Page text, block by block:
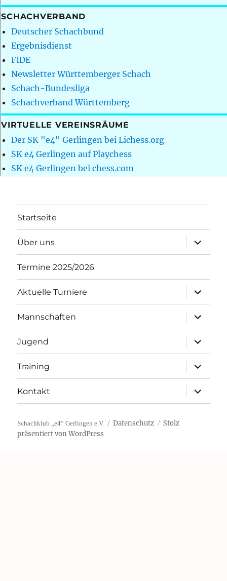
SCHACHVERBAND
Deutscher Schachbund
Ergebnisdienst
FIDE
Newsletter Württemberger Schach
Schach-Bundesliga
Schachverband Württemberg
VIRTUELLE VEREINSRÄUME
Der SK "e4" Gerlingen bei Lichess.org
SK e4 Gerlingen auf Playchess
SK e4 Gerlingen bei chess.com
Startseite
Über uns
öffnen
Termine 2025/2026
Aktuelle Turniere
öffnen
Mannschaften
öffnen
Jugend
öffnen
Training
öffnen
Kontakt
öffnen
Schachklub „e4“ Gerlingen e.V. Datenschutz
Stolz
präsentiert von WordPress